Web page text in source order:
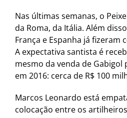
Nas últimas semanas, o
da Roma, da Itália. Além
França e Espanha já fizeram
A expectativa santista é
mesmo da venda de Gabigol
em 2016: cerca de R$ 100
Marcos Leonardo está
colocação entre os